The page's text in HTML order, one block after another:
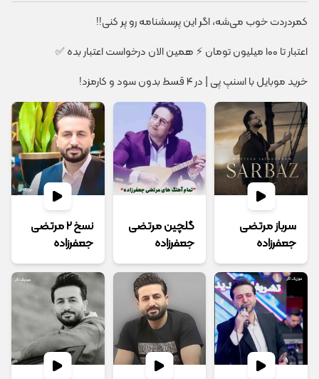
کمردردت خوب می‌شه، اگر این پرسشنامه رو پر کنی!!
اعتبار تا ۱۰۰ میلیون تومان ⚡ همین الان درخواست اعتبار بده ✅
خرید موبایل با اسنپ پی | در ۴ قسط بدون سود و کارمزد!
سرباز مرتضی
جعفرزاده
گلچین مرتضی
جعفرزاده
نسخ 2 مرتضی
جعفرزاده